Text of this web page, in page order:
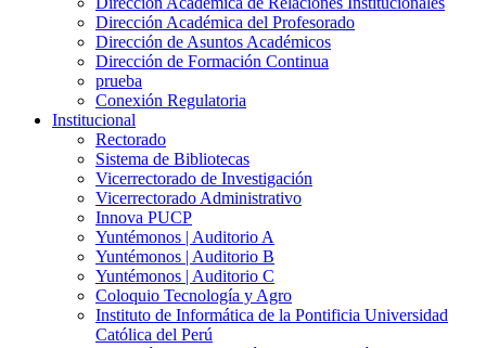
Dirección Académica del Profesorado
Dirección de Asuntos Académicos
Dirección de Formación Continua
prueba
Conexión Regulatoria
Institucional
Rectorado
Sistema de Bibliotecas
Vicerrectorado de Investigación
Vicerrectorado Administrativo
Innova PUCP
Yuntémonos | Auditorio A
Yuntémonos | Auditorio B
Yuntémonos | Auditorio C
Coloquio Tecnología y Agro
Instituto de Informática de la Pontificia Universidad
Católica del Perú